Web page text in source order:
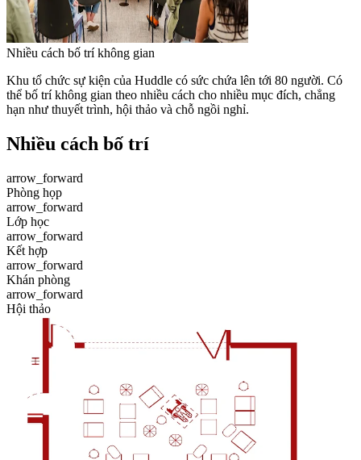
Nhiều cách bố trí không gian
Khu tổ chức sự kiện của Huddle có sức chứa lên tới 80 người. Có
thể bố trí không gian theo nhiều cách cho nhiều mục đích, chẳng
hạn như thuyết trình, hội thảo và chỗ ngồi nghỉ.
Nhiều cách bố trí
arrow_forward
Phòng họp
arrow_forward
Lớp học
arrow_forward
Kết hợp
arrow_forward
Khán phòng
arrow_forward
Hội thảo